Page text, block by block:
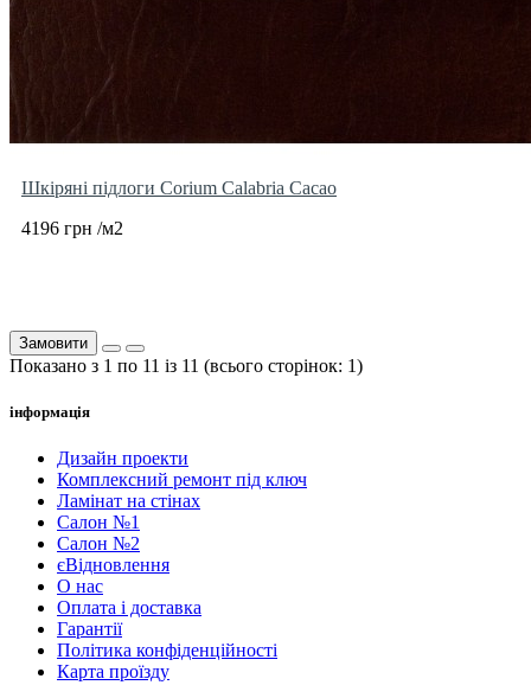
Шкіряні підлоги Corium Calabria Cacao
4196 грн /м2
Замовити
Показано з 1 по 11 із 11 (всього сторінок: 1)
інформація
Дизайн проекти
Комплексний ремонт під ключ
Ламінат на стінах
Салон №1
Салон №2
єВідновлення
О нас
Оплата і доставка
Гарантії
Політика конфіденційності
Карта проїзду